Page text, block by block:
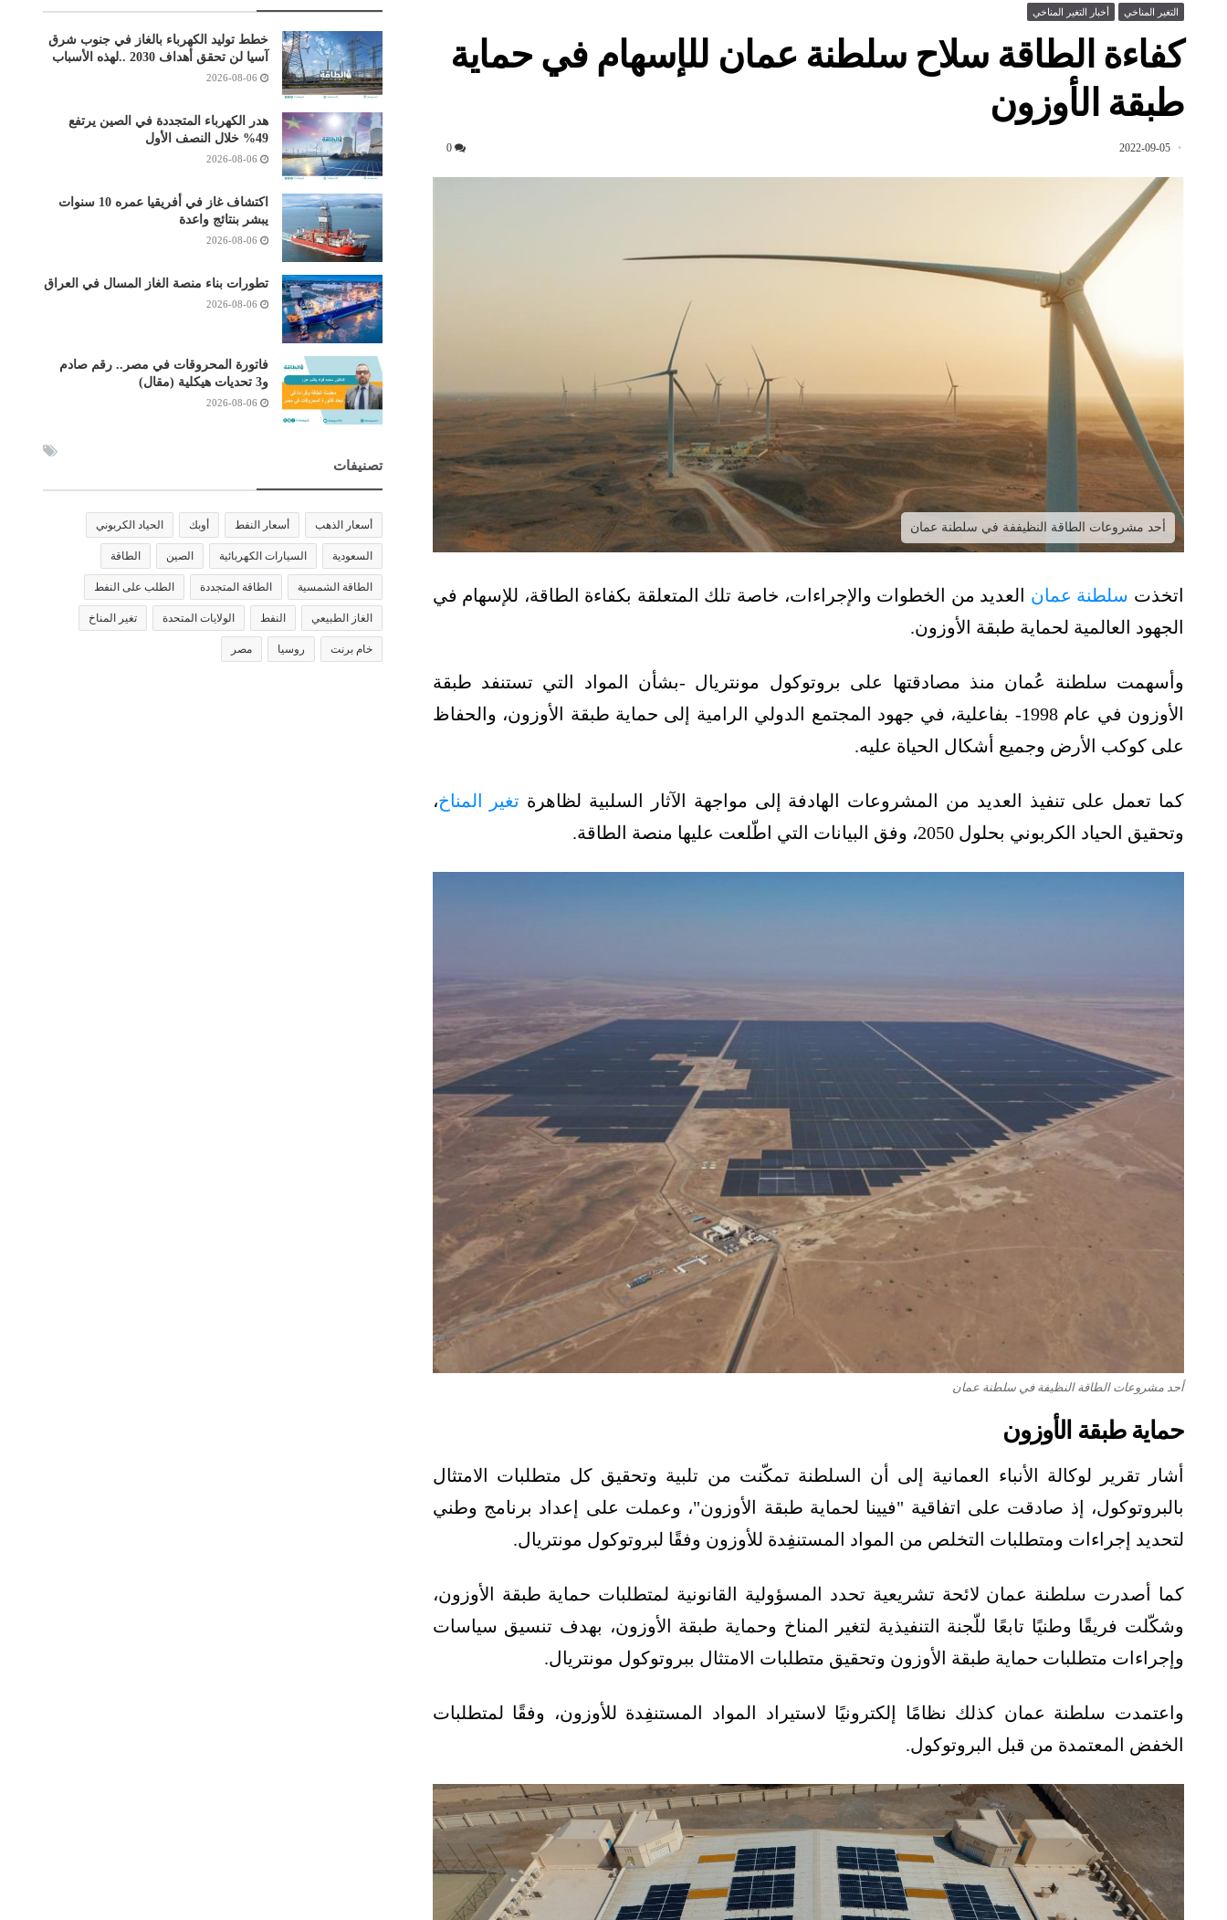
التغير المناخي أخبار التغير المناخي
كفاءة الطاقة سلاح سلطنة عمان للإسهام في حماية
طبقة الأوزون
2022-09-05
0
أحد مشروعات الطاقة النظيففة في سلطنة عمان
اتخذت سلطنة عمان العديد من الخطوات والإجراءات، خاصة تلك المتعلقة بكفاءة الطاقة، للإسهام في
الجهود العالمية لحماية طبقة الأوزون.
وأسهمت سلطنة عُمان منذ مصادقتها على بروتوكول مونتريال -بشأن المواد التي تستنفد طبقة
الأوزون في عام 1998- بفاعلية، في جهود المجتمع الدولي الرامية إلى حماية طبقة الأوزون، والحفاظ
على كوكب الأرض وجميع أشكال الحياة عليه.
كما تعمل على تنفيذ العديد من المشروعات الهادفة إلى مواجهة الآثار السلبية لظاهرة تغير المناخ،
وتحقيق الحياد الكربوني بحلول 2050، وفق البيانات التي اطّلعت عليها منصة الطاقة.
أحد مشروعات الطاقة النظيفة في سلطنة عمان
حماية طبقة الأوزون
أشار تقرير لوكالة الأنباء العمانية إلى أن السلطنة تمكّنت من تلبية وتحقيق كل متطلبات الامتثال
بالبروتوكول، إذ صادقت على اتفاقية "فيينا لحماية طبقة الأوزون"، وعملت على إعداد برنامج وطني
لتحديد إجراءات ومتطلبات التخلص من المواد المستنفِدة للأوزون وفقًا لبروتوكول مونتريال.
كما أصدرت سلطنة عمان لائحة تشريعية تحدد المسؤولية القانونية لمتطلبات حماية طبقة الأوزون،
وشكّلت فريقًا وطنيًا تابعًا للّجنة التنفيذية لتغير المناخ وحماية طبقة الأوزون، بهدف تنسيق سياسات
وإجراءات متطلبات حماية طبقة الأوزون وتحقيق متطلبات الامتثال ببروتوكول مونتريال.
واعتمدت سلطنة عمان كذلك نظامًا إلكترونيًا لاستيراد المواد المستنفِدة للأوزون، وفقًا لمتطلبات
الخفض المعتمدة من قبل البروتوكول.
خطط توليد الكهرباء بالغاز في جنوب شرق
آسيا لن تحقق أهداف 2030 ..لهذه الأسباب
2026-08-06
هدر الكهرباء المتجددة في الصين يرتفع
49% خلال النصف الأول
2026-08-06
اكتشاف غاز في أفريقيا عمره 10 سنوات
يبشر بنتائج واعدة
2026-08-06
تطورات بناء منصة الغاز المسال في العراق
2026-08-06
فاتورة المحروقات في مصر.. رقم صادم
و3 تحديات هيكلية (مقال)
2026-08-06
تصنيفات
أسعار الذهب أسعار النفط أوبك الحياد الكربوني
السعودية السيارات الكهربائية الصين الطاقة
الطاقة الشمسية الطاقة المتجددة الطلب على النفط
الغاز الطبيعي النفط الولايات المتحدة تغير المناخ
خام برنت روسيا مصر